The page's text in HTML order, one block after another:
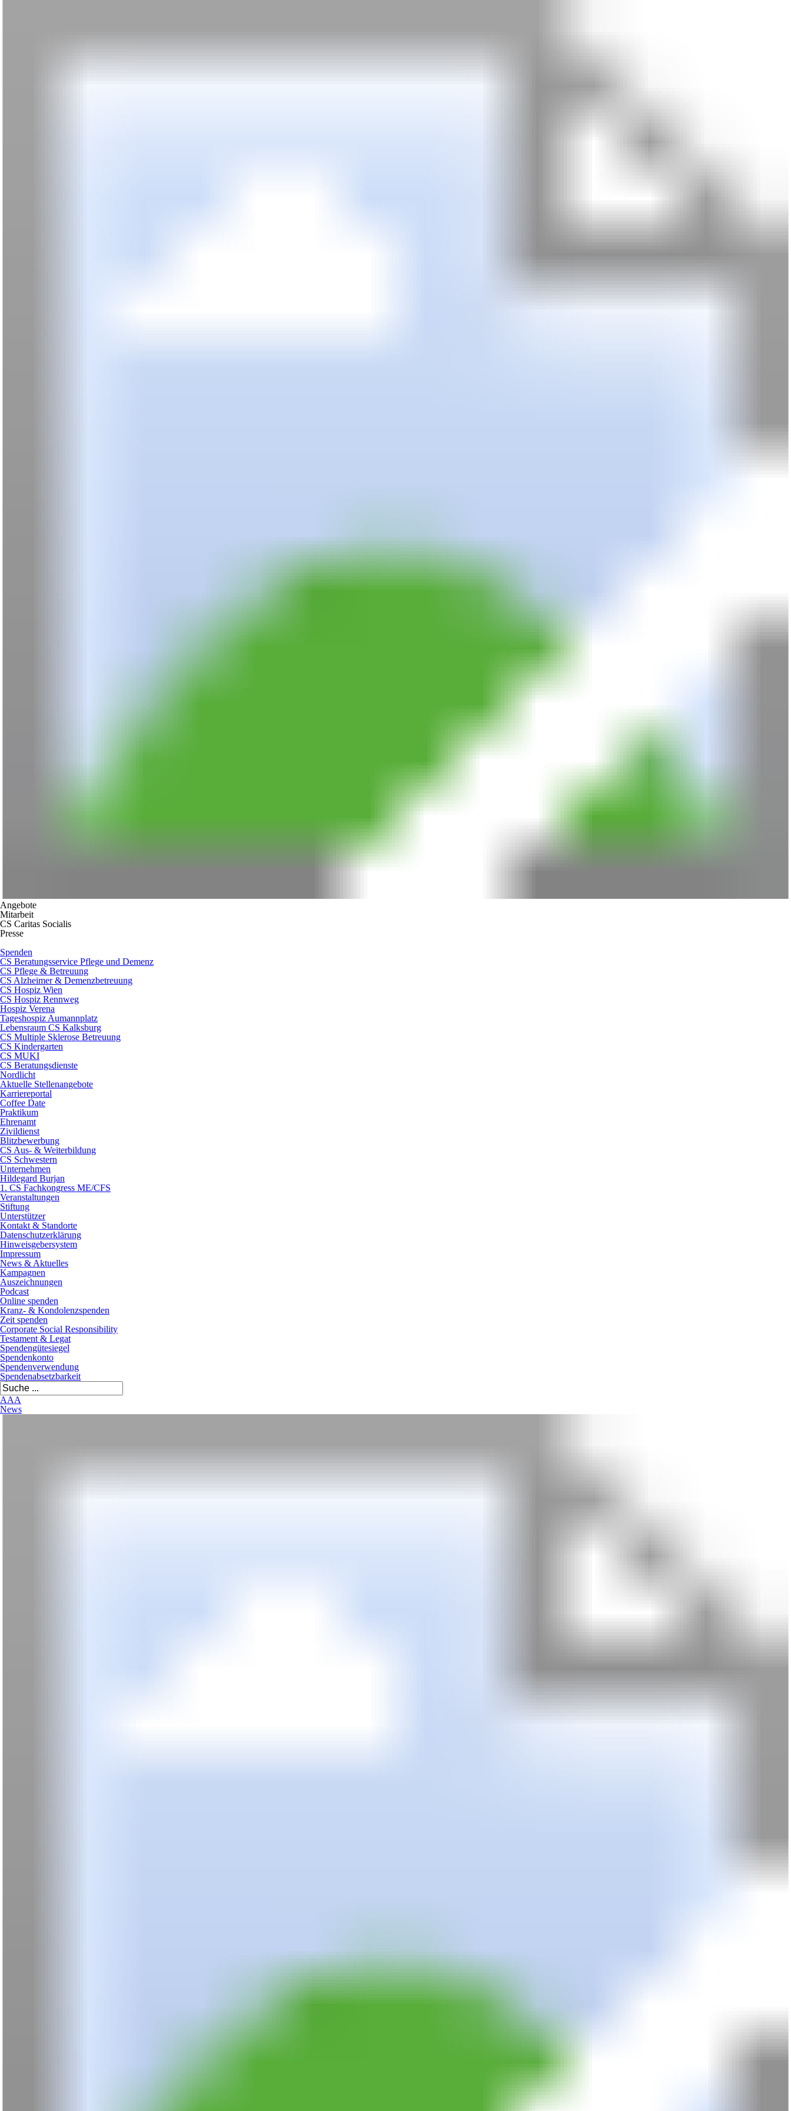
Angebote
Mitarbeit
CS Caritas Socialis
Presse
Spenden
CS Beratungsservice Pflege und Demenz
CS Pflege & Betreuung
CS Alzheimer & Demenzbetreuung
CS Hospiz Wien
CS Hospiz Rennweg
Hospiz Verena
Tageshospiz Aumannplatz
Lebensraum CS Kalksburg
CS Multiple Sklerose Betreuung
CS Kindergarten
CS MUKI
CS Beratungsdienste
Nordlicht
Aktuelle Stellenangebote
Karriereportal
Coffee Date
Praktikum
Ehrenamt
Zivildienst
Blitzbewerbung
CS Aus- & Weiterbildung
CS Schwestern
Unternehmen
Hildegard Burjan
1. CS Fachkongress ME/CFS
Veranstaltungen
Stiftung
Unterstützer
Kontakt & Standorte
Datenschutzerklärung
Hinweisgebersystem
Impressum
News & Aktuelles
Kampagnen
Auszeichnungen
Podcast
Online spenden
Kranz- & Kondolenzspenden
Zeit spenden
Corporate Social Responsibility
Testament & Legat
Spendengütesiegel
Spendenkonto
Spendenverwendung
Spendenabsetzbarkeit
AAA
News